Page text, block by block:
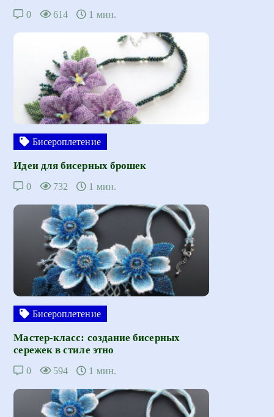
0 614 1 мин.
Бисероплетение
Идеи для бисерных брошек
0 732 1 мин.
Бисероплетение
Мастер-класс: создание бисерных
сережек в стиле этно
0 594 1 мин.